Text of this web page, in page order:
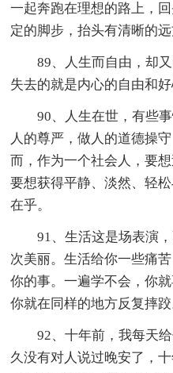
一起奔跑在理想的路上，
定的脚步，抬头有清晰的远
89、人生而自由，却
失去的就是内心的自由和好
90、人生在世，有些
人的尊严，做人的道德操
而，作为一个社会人，要
要想获得平静、淡然、轻
在乎。
91、生活这是场表演
次美丽。生活给你一些痛
你的事。一遍学不会，你
你就在同样的地方反复摔跤
92、十年前，我每天
久没有对人说过晚安了，